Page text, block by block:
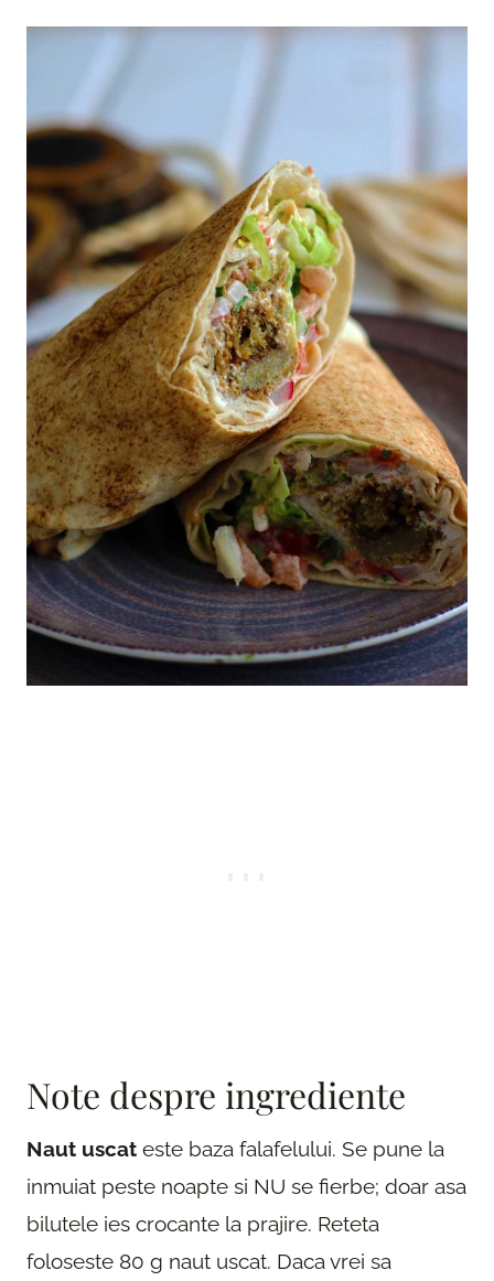
Note despre ingrediente
Naut uscat este baza falafelului. Se pune la
inmuiat peste noapte si NU se fierbe; doar asa
bilutele ies crocante la prajire. Reteta
foloseste 80 g naut uscat. Daca vrei sa